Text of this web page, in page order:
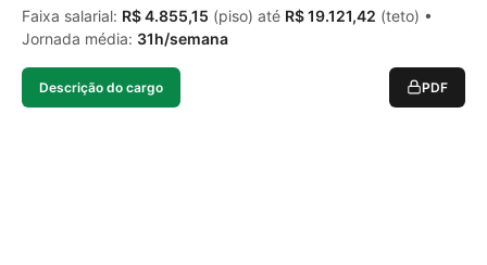
Faixa salarial: R$ 4.855,15 (piso) até R$ 19.121,42 (teto) •
Jornada média: 31h/semana
Descrição do cargo PDF